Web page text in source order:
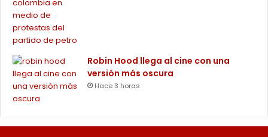
Robin Hood llega al cine con una
versión más oscura
Hace 3 horas